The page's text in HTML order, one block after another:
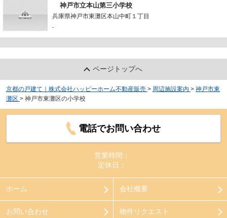
神戸市立本山第三小学校
兵庫県神戸市東灘区本山中町１丁目
-
ページトップへ
京都の戸建て｜株式会社ハッピーホーム不動産販売 > 周辺施設案内 > 神戸市東
灘区 > 神戸市東灘区の小学校
電話でお問い合わせ
営業時間：
定休日：
ホーム 会社概要
お問い合わせ 物件リクエスト